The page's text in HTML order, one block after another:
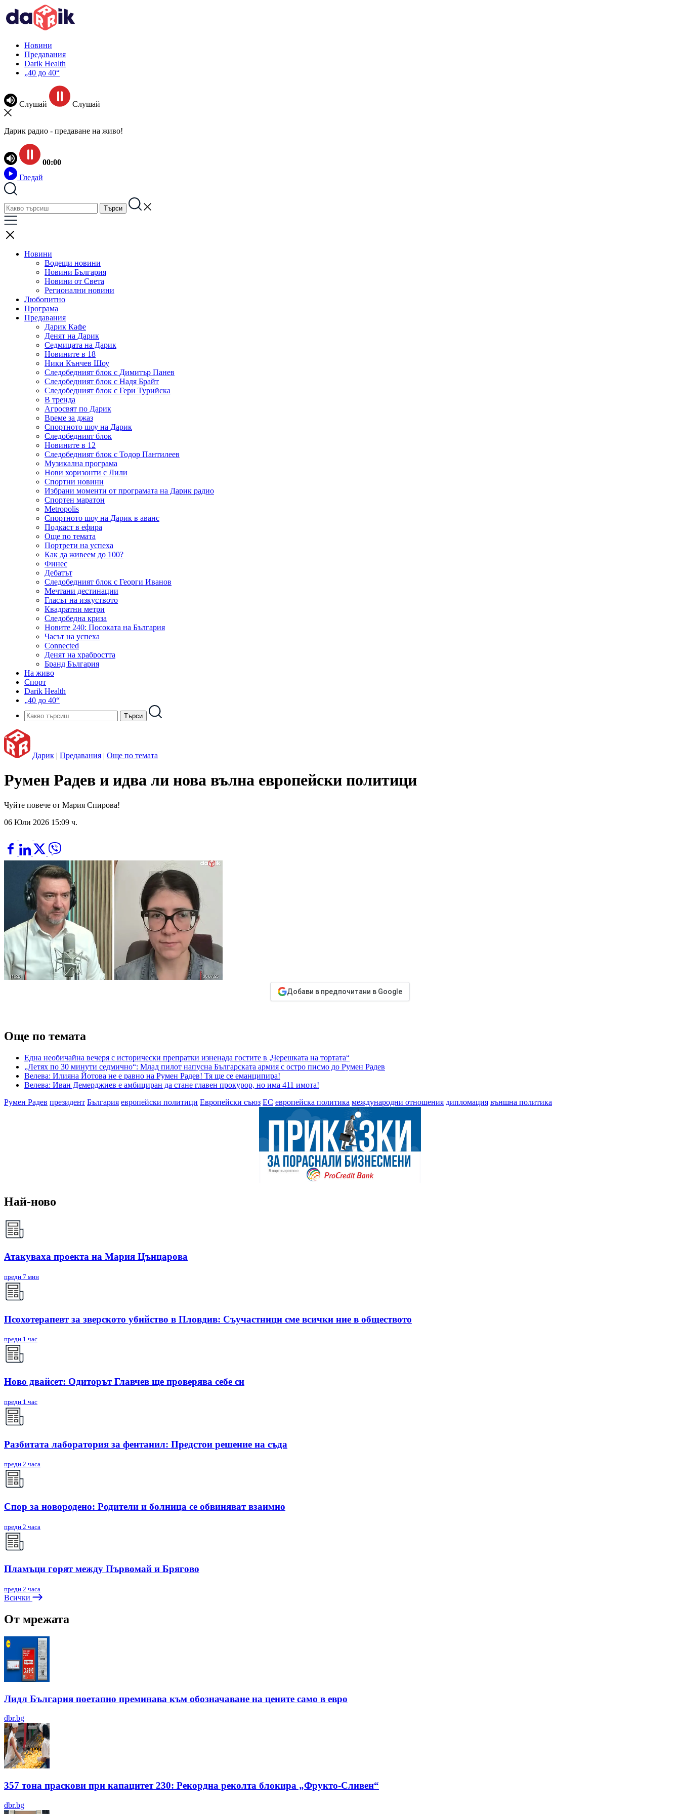
Новини
Предавания
Darik Health
„40 до 40“
Слушай Слушай
Дарик радио - предаване на живо!
00:00
Гледай
Новини
Водещи новини
Новини България
Новини от Света
Регионални новини
Любопитно
Програма
Предавания
Дарик Кафе
Денят на Дарик
Седмицата на Дарик
Новините в 18
Ники Кънчев Шоу
Следобедният блок с Димитър Панев
Следобедният блок с Надя Брайт
Следобедният блок с Гери Турийска
В тренда
Агросвят по Дарик
Време за джаз
Спортното шоу на Дарик
Следобедният блок
Новините в 12
Следобедният блок с Тодор Пантилеев
Музикална програма
Нови хоризонти с Лили
Спортни новини
Избрани моменти от програмата на Дарик радио
Спортен маратон
Metropolis
Спортното шоу на Дарик в аванс
Подкаст в ефира
Още по темата
Портрети на успеха
Как да живеем до 100?
Финес
Дебатът
Следобедният блок с Георги Иванов
Мечтани дестинации
Гласът на изкуството
Квадратни метри
Следобедна криза
Новите 240: Посоката на България
Часът на успеха
Connected
Денят на храбростта
Бранд България
На живо
Спорт
Darik Health
„40 до 40“
Дарик | Предавания | Още по темата
Румен Радев и идва ли нова вълна европейски политици
Чуйте повече от Мария Спирова!
06 Юли 2026 15:09 ч.
Добави в предпочитани в Google
Още по темата
Една необичайна вечеря с исторически препратки изненада гостите в „Черешката на тортата“
„Летях по 30 минути седмично“: Млад пилот напусна Българската армия с остро писмо до Румен Радев
Велева: Илияна Йотова не е равно на Румен Радев! Тя ще се еманципира!
Велева: Иван Демерджиев е амбициран да стане главен прокурор, но има 411 имота!
Румен Радев президент България европейски политици Европейски съюз ЕС европейска политика международни отношения дипломация външна политика
Най-ново
Атакуваха проекта на Мария Цънцарова
преди 7 мин
Псохотерапевт за зверското убийство в Пловдив: Съучастници сме всички ние в обществото
преди 1 час
Ново двайсет: Одиторът Главчев ще проверява себе си
преди 1 час
Разбитата лаборатория за фентанил: Предстои решение на съда
преди 2 часа
Спор за новородено: Родители и болница се обвиняват взаимно
преди 2 часа
Пламъци горят между Първомай и Брягово
преди 2 часа
Всички
От мрежата
Лидл България поетапно преминава към обозначаване на цените само в евро
dbr.bg
357 тона праскови при капацитет 230: Рекордна реколта блокира „Фрукто-Сливен“
dbr.bg